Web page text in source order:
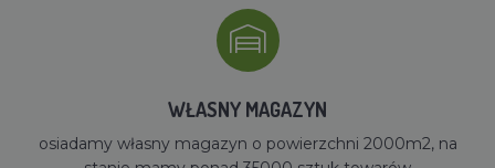
WŁASNY MAGAZYN
osiadamy własny magazyn o powierzchni 2000m2, na